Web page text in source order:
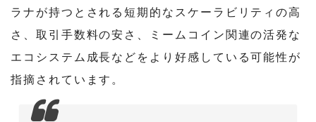
ラナが持つとされる短期的なスケーラビリティの高
さ、取引手数料の安さ、ミームコイン関連の活発な
エコシステム成長などをより好感している可能性が
指摘されています。